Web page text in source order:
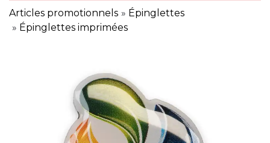
Articles promotionnels » Épinglettes
» Épinglettes imprimées